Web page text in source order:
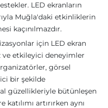
LED ekranların
Muğla'daki etkinliklerin
kaçınılmazdır.
için LED ekran
etkileyici deneyimler
görsel
bir şekilde
güzellikleriyle bütünleşen
artırırken aynı